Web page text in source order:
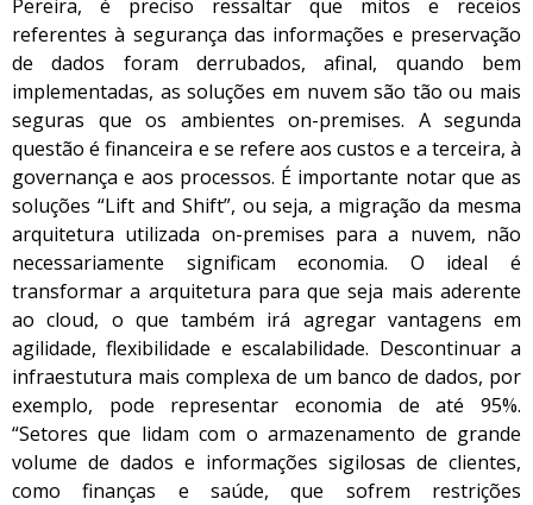
Pereira, é preciso ressaltar que mitos e receios
referentes à segurança das informações e preservação
de dados foram derrubados, afinal, quando bem
implementadas, as soluções em nuvem são tão ou mais
seguras que os ambientes on-premises. A segunda
questão é financeira e se refere aos custos e a terceira, à
governança e aos processos. É importante notar que as
soluções “Lift and Shift”, ou seja, a migração da mesma
arquitetura utilizada on-premises para a nuvem, não
necessariamente significam economia. O ideal é
transformar a arquitetura para que seja mais aderente
ao cloud, o que também irá agregar vantagens em
agilidade, flexibilidade e escalabilidade. Descontinuar a
infraestutura mais complexa de um banco de dados, por
exemplo, pode representar economia de até 95%.
“Setores que lidam com o armazenamento de grande
volume de dados e informações sigilosas de clientes,
como finanças e saúde, que sofrem restrições